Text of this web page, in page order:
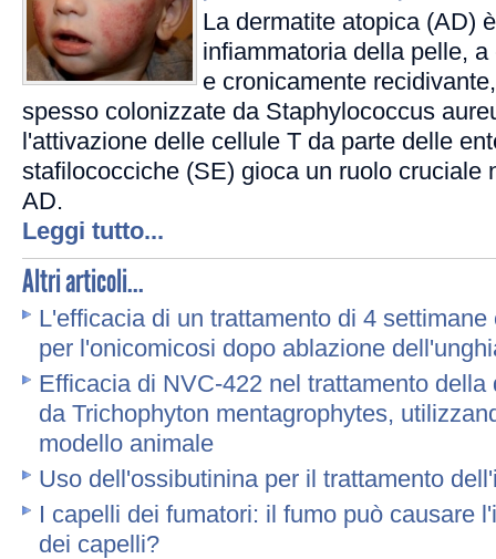
La dermatite atopica (AD)
infiammatoria della pelle,
e cronicamente
spesso colonizzate da Staphylococcus
l'attivazione delle cellule T da parte delle
stafilococciche (SE) gioca un ruolo cruciale
AD.
Leggi tutto...
Altri articoli...
L'efficacia di un trattamento di 4
per l'onicomicosi dopo ablazione
Efficacia di NVC-422 nel trattamento
da Trichophyton mentagrophytes,
modello animale
Uso dell'ossibutinina per il trattamento
I capelli dei fumatori: il fumo può causare
dei capelli?